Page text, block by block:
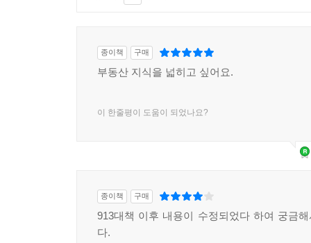
종이책 구매
부동산 지식을 넓히고 싶어요.
이 한줄평이 도움이 되었나요?
종이책 구매
913대책 이후 내용이 수정되었다 하여 궁금
다.